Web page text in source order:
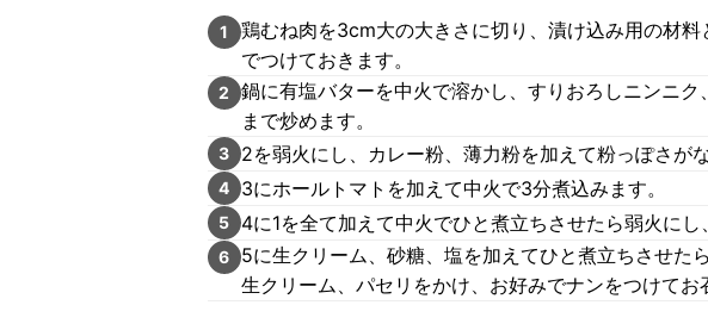
1
鶏むね肉を3cm大の大きさに切り、漬け込み用の材
でつけておきます。
2
鍋に有塩バターを中火で溶かし、すりおろしニンニ
まで炒めます。
3 2を弱火にし、カレー粉、薄力粉を加えて粉っぽさが
4 3にホールトマトを加えて中火で3分煮込みます。
5 4に1を全て加えて中火でひと煮立ちさせたら弱火にし
6
5に生クリーム、砂糖、塩を加えてひと煮立ちさせた
生クリーム、パセリをかけ、お好みでナンをつけてお